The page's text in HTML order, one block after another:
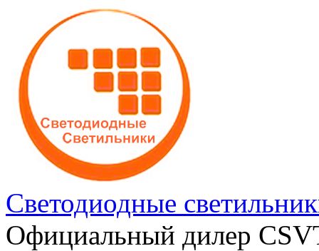
Светодиодные
Официальный дилер